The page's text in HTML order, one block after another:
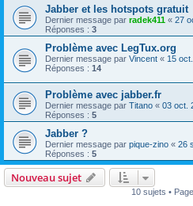
Jabber et les hotspots gratuit
Dernier message par radek411 « 27
Réponses : 3
Problème avec LegTux.org
Dernier message par Vincent « 15
Réponses : 14
Problème avec jabber.fr
Dernier message par Titano « 03 oct.
Réponses : 5
Jabber ?
Dernier message par pique-zino « 26
Réponses : 5
Nouveau sujet
10 sujets • Page